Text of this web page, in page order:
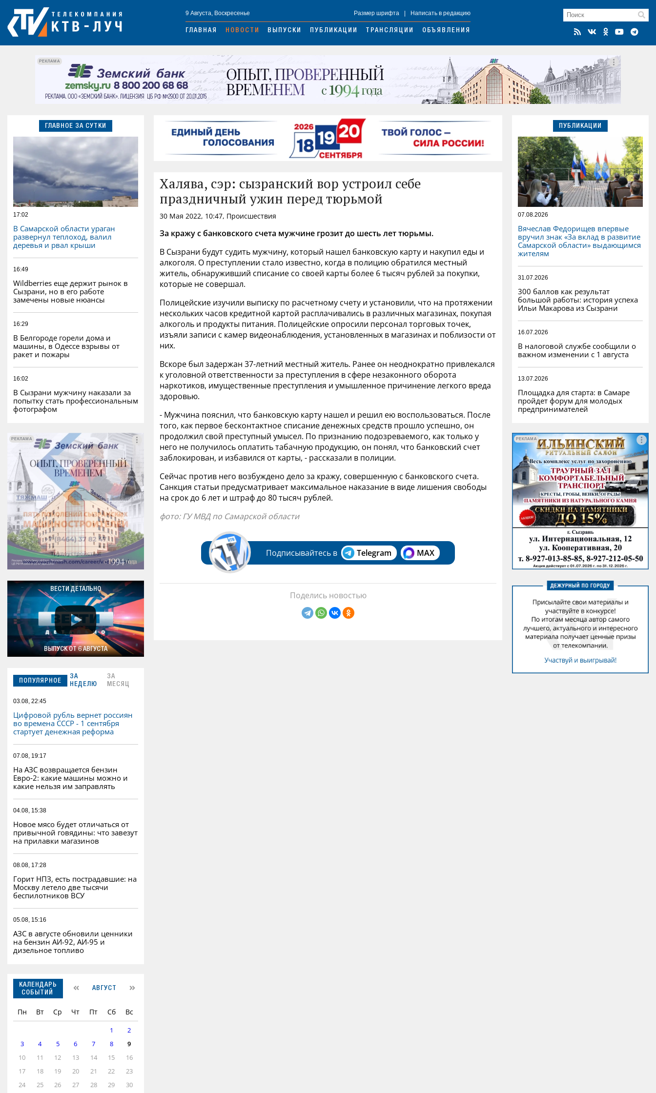
9 Августа, Воскресенье Размер шрифта Написать в редакцию
ГЛАВНАЯ НОВОСТИ ВЫПУСКИ ПУБЛИКАЦИИ ТРАНСЛЯЦИИ ОБЪЯВЛЕНИЯ
РЕКЛАМА
ГЛАВНОЕ ЗА СУТКИ
17:02
В Самарской области ураган
развернул теплоход, валил
деревья и рвал крыши
16:49
Wildberries еще держит рынок в
Сызрани, но в его работе
замечены новые нюансы
16:29
В Белгороде горели дома и
машины, в Одессе взрывы от
ракет и пожары
16:02
В Сызрани мужчину наказали за
попытку стать профессиональным
фотографом
РЕКЛАМА
РЕКЛАМА
ВЕСТИ ДЕТАЛЬНО
ВЫПУСК ОТ 6 АВГУСТА
ПОПУЛЯРНОЕ
ЗА
НЕДЕЛЮ
ЗА
МЕСЯЦ
03.08, 22:45
Цифровой рубль вернет россиян
во времена СССР - 1 сентября
стартует денежная реформа
07.08, 19:17
На АЗС возвращается бензин
Евро‑2: какие машины можно и
какие нельзя им заправлять
04.08, 15:38
Новое мясо будет отличаться от
привычной говядины: что завезут
на прилавки магазинов
08.08, 17:28
Горит НПЗ, есть пострадавшие: на
Москву летело две тысячи
беспилотников ВСУ
05.08, 15:16
АЗС в августе обновили ценники
на бензин АИ-92, АИ-95 и
дизельное топливо
КАЛЕНДАРЬ
СОБЫТИЙ
АВГУСТ
Пн Вт Ср Чт Пт Сб Вс
1
2
3
4 5 6 7 8
9
10
11 12 13 14 15
16
17
18 19 20 21 22
23
24
25 26 27 28 29 30
Халява, сэр: сызранский вор устроил себе
праздничный ужин перед тюрьмой
30 Мая 2022, 10:47, Происшествия
За кражу с банковского счета мужчине грозит до шесть лет тюрьмы.
В Сызрани будут судить мужчину, который нашел банковскую карту и накупил еды и
алкоголя. О преступлении стало известно, когда в полицию обратился местный
житель, обнаруживший списание со своей карты более 6 тысяч рублей за покупки,
которые не совершал.
Полицейские изучили выписку по расчетному счету и установили, что на протяжении
нескольких часов кредитной картой расплачивались в различных магазинах, покупая
алкоголь и продукты питания. Полицейские опросили персонал торговых точек,
изъяли записи с камер видеонаблюдения, установленных в магазинах и поблизости от
них.
Вскоре был задержан 37-летний местный житель. Ранее он неоднократно привлекался
к уголовной ответственности за преступления в сфере незаконного оборота
наркотиков, имущественные преступления и умышленное причинение легкого вреда
здоровью.
- Мужчина пояснил, что банковскую карту нашел и решил ею воспользоваться. После
того, как первое бесконтактное списание денежных средств прошло успешно, он
продолжил свой преступный умысел. По признанию подозреваемого, как только у
него не получилось оплатить табачную продукцию, он понял, что банковский счет
заблокирован, и избавился от карты, - рассказали в полиции.
Сейчас против него возбуждено дело за кражу, совершенную с банковского счета.
Санкция статьи предусматривает максимальное наказание в виде лишения свободы
на срок до 6 лет и штраф до 80 тысяч рублей.
фото: ГУ МВД по Самарской области
Подписывайтесь в Telegram MAX
Поделись новостью
ПУБЛИКАЦИИ
07.08.2026
Вячеслав Федорищев впервые
вручил знак «За вклад в развитие
Самарской области» выдающимся
жителям
31.07.2026
300 баллов как результат
большой работы: история успеха
Ильи Макарова из Сызрани
16.07.2026
В налоговой службе сообщили о
важном изменении с 1 августа
13.07.2026
Площадка для старта: в Самаре
пройдет форум для молодых
предпринимателей
РЕКЛАМА